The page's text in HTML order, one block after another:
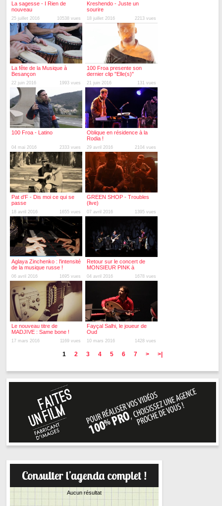
La sagesse - I Rien de
nouveau
25 juillet 2016 10538 vues
Kreshendo - Juste un
sourire
18 juillet 2016 2213 vues
La fête de la Musique à
Besançon
22 juin 2016 1993 vues
100 Froa presente son
dernier clip "Elle(s)"
21 juin 2016 131 vues
100 Froa - Latino
04 mai 2016 2333 vues
Oblique en résidence à la
Rodia !
29 avril 2016 2104 vues
Pat d'F - Dis moi ce qui se
passe
18 avril 2016 1655 vues
GREEN SHOP - Troubles
(live)
07 avril 2016 1395 vues
Aglaya Zinchenko : l'intensité
de la musique russe !
06 avril 2016 1695 vues
Retour sur le concert de
MONSIEUR PINK à
Micropolis !
04 avril 2016 1678 vues
Le nouveau titre de
MADJIVE : Same bone !
17 mars 2016 1169 vues
Fayçal Salhi, le joueur de
Oud
10 mars 2016 1428 vues
1 2 3 4 5 6 7 > >|
Aucun résultat